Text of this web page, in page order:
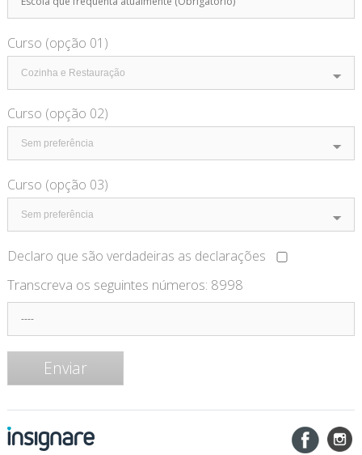
Curso (opção 01)
Curso (opção 02)
Curso (opção 03)
Declaro que são verdadeiras as declarações
Transcreva os seguintes números: 8998